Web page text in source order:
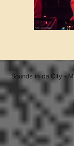
Sounds in da City -